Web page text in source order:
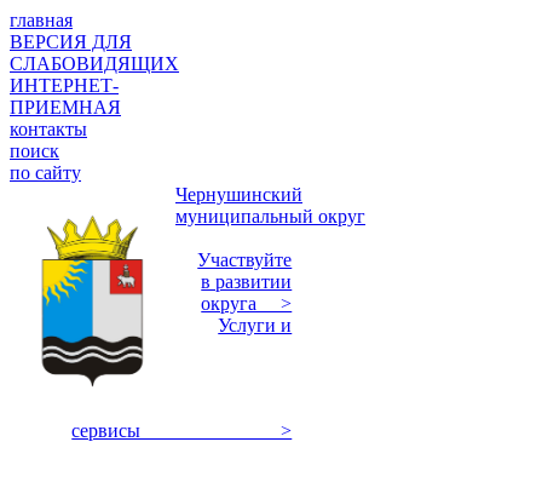
главная
ВЕРСИЯ ДЛЯ
СЛАБОВИДЯЩИХ
ИНТЕРНЕТ-
ПРИЕМНАЯ
контакты
поиск
по сайту
Чернушинский
муниципальный округ
Участвуйте
в развитии
округа >
Услуги и
сервисы >